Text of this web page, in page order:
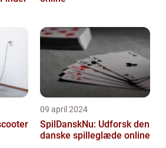
09 april 2024
SpilDanskNu: Udforsk den
danske spilleglæde online